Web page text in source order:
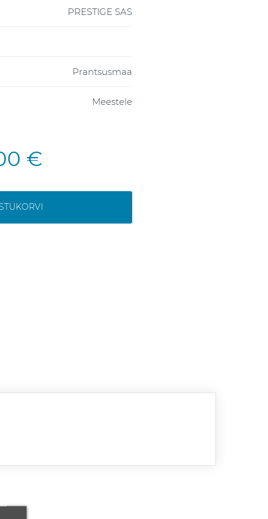
PRESTIGE SAS
Prantsusmaa
Meestele
€